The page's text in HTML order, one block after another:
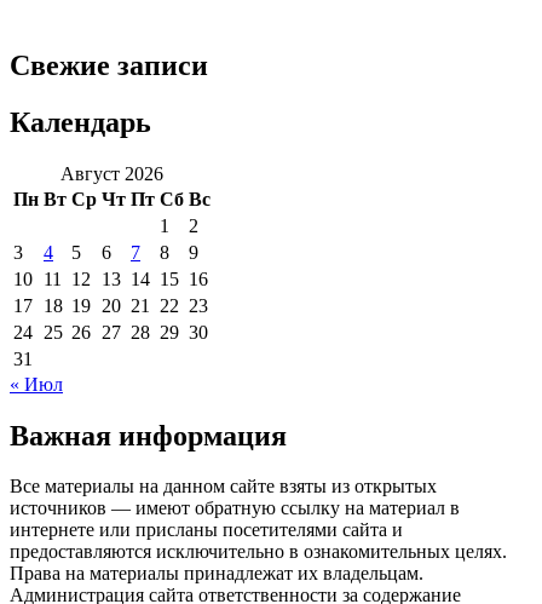
Свежие записи
Календарь
Август 2026
Пн Вт Ср Чт Пт Сб Вс
1
2
3
4 5 6 7 8
9
10 11 12 13 14 15 16
17 18 19 20 21 22 23
24 25 26 27 28 29 30
31
« Июл
Важная информация
Все материалы на данном сайте взяты из открытых
источников — имеют обратную ссылку на материал в
интернете или присланы посетителями сайта и
предоставляются исключительно в ознакомительных целях.
Права на материалы принадлежат их владельцам.
Администрация сайта ответственности за содержание